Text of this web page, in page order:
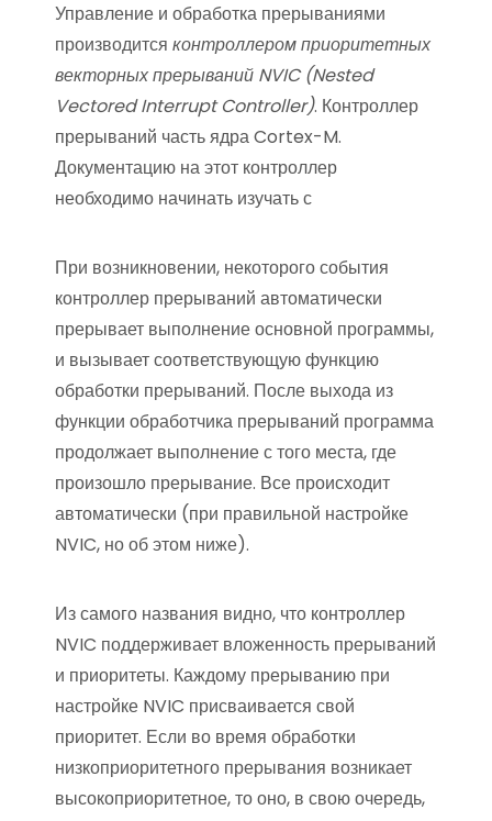
Управление и обработка прерываниями
производится контроллером приоритетных
векторных прерываний NVIC (Nested
Vectored Interrupt Controller). Контроллер
прерываний часть ядра Cortex-M.
Документацию на этот контроллер
необходимо начинать изучать с
При возникновении, некоторого события
контроллер прерываний автоматически
прерывает выполнение основной программы,
и вызывает соответствующую функцию
обработки прерываний. После выхода из
функции обработчика прерываний программа
продолжает выполнение с того места, где
произошло прерывание. Все происходит
автоматически (при правильной настройке
NVIC, но об этом ниже).
Из самого названия видно, что контроллер
NVIC поддерживает вложенность прерываний
и приоритеты. Каждому прерыванию при
настройке NVIC присваивается свой
приоритет. Если во время обработки
низкоприоритетного прерывания возникает
высокоприоритетное, то оно, в свою очередь,